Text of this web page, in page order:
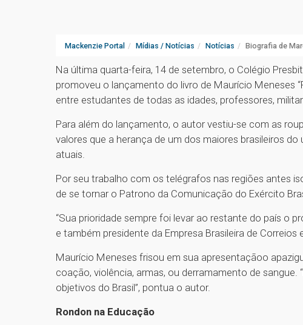
Mackenzie Portal Mídias / Notícias Notícias Biografia de
Na última quarta-feira, 14 de setembro, o Colégio
promoveu o lançamento do livro de Maurício Meneses
entre estudantes de todas as idades, professores,
Para além do lançamento, o autor vestiu-se com as
valores que a herança de um dos maiores brasileiros
atuais.
Por seu trabalho com os telégrafos nas regiões antes
de se tornar o Patrono da Comunicação do Exército
“Sua prioridade sempre foi levar ao restante do país o
e também presidente da Empresa Brasileira de
Maurício Meneses frisou em sua apresentaçãoo
coação, violência, armas, ou derramamento de sangue.
objetivos do Brasil”, pontua o autor.
Rondon na Educação